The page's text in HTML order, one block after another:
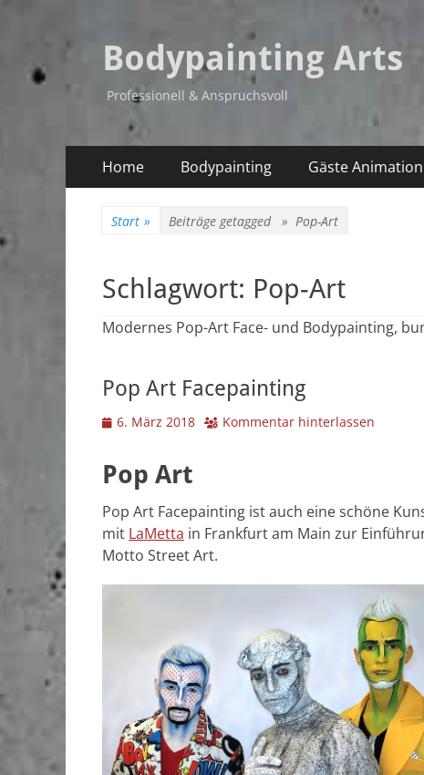
Bodypainting Arts
Professionell & Anspruchsvoll
Primäres
Menü
Inhalt
Home Bodypainting Gäste Animation
Start » Beiträge getagged » Pop-Art
Schlagwort: Pop-Art
Modernes Pop-Art Face- und Bodypainting,
Pop Art Facepainting
Veröffentlicht
6. März 2018 Kommentar hinterlassen
Pop Art
Pop Art Facepainting ist auch eine schöne
mit LaMetta in Frankfurt am Main zur
Motto Street Art.